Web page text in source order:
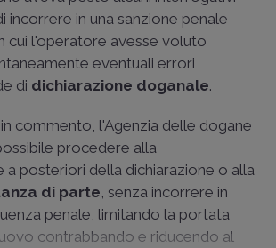
incorrere in una sanzione penale
cui l'operatore avesse voluto
eventuali errori
di dichiarazione doganale.
commento, l'Agenzia delle dogane
procedere alla
a posteriori della dichiarazione o alla
di parte , senza incorrere in
penale, limitando la portata
contrabbando e riducendo al